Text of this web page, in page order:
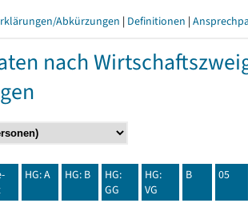
Abkürzungen | Definitionen |
nach
HG: A HG: B
HG:
GG
HG:
VG
B 05